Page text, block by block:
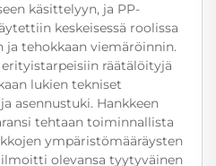
käsittelyyn, ja PP-
keskeisessä roolissa
ja tehokkaan viemäröinnin.
räätälöityjä
lukien tekniset
asennustuki. Hankkeen
tehtaan toiminnallista
ympäristömääräysten
olevansa tyytyväinen